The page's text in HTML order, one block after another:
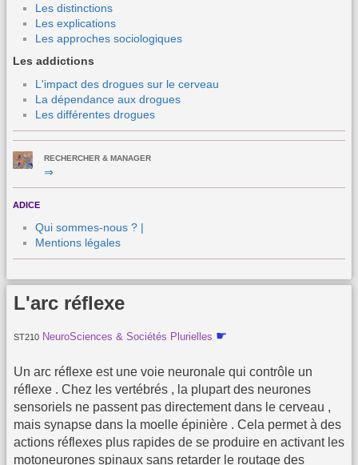
Les distinctions
Les explications
Les approches sociologiques
Les addictions
L'impact des drogues sur le cerveau
La dépendance aux drogues
Les différentes drogues
RECHERCHER & MANAGER
⇒
ADICE
Qui sommes-nous ? |
Mentions légales
L'arc réflexe
ST210 NeuroSciences & Sociétés Plurielles ☛
Un arc réflexe est une voie neuronale qui contrôle un
réflexe . Chez les vertébrés , la plupart des neurones
sensoriels ne passent pas directement dans le cerveau ,
mais synapse dans la moelle épinière . Cela permet à des
actions réflexes plus rapides de se produire en activant les
motoneurones spinaux sans retarder le routage des